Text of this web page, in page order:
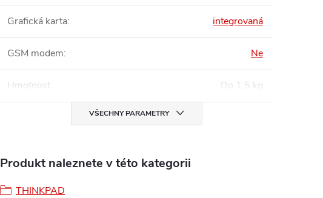
Grafická karta: integrovaná
GSM modem: Ne
Hmotnost: Do 1,5 kg
VŠECHNY PARAMETRY
Produkt naleznete v této kategorii
THINKPAD